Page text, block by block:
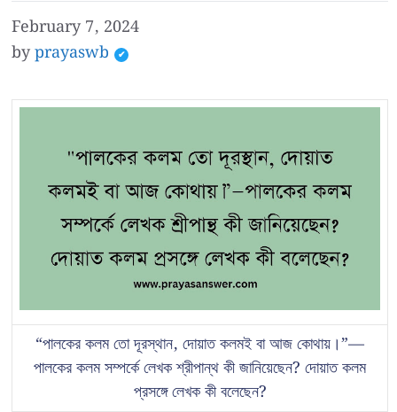
February 7, 2024
byprayaswb
“পালকের কলম তো দূরস্থান, দোয়াত কলমই বা আজ কোথায়।”—
পালকের কলম সম্পর্কে লেখক শ্রীপান্থ কী জানিয়েছেন? দোয়াত কলম
প্রসঙ্গে লেখক কী বলেছেন?